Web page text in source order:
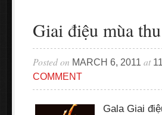
Giai điệu mùa thu
Posted on MARCH 6, 2011 at
COMMENT
Gala Giai